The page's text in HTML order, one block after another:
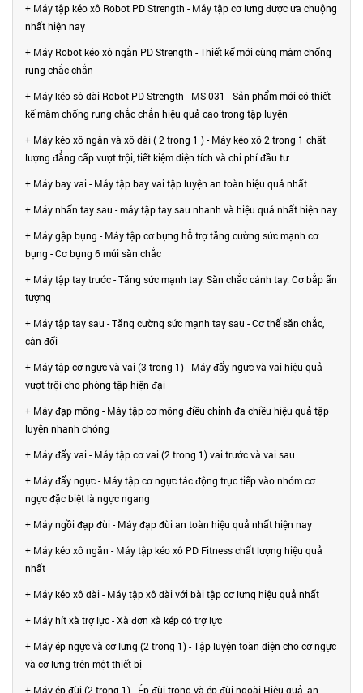
+ Máy tập kéo xô Robot PD Strength - Máy tập cơ lưng được ưa chuộng
nhất hiện nay
+ Máy Robot kéo xô ngắn PD Strength - Thiết kế mới cùng mâm chống
rung chắc chắn
+ Máy kéo sô dài Robot PD Strength - MS 031 - Sản phẩm mới có thiết
kế mâm chống rung chắc chắn hiệu quả cao trong tập luyện
+ Máy kéo xô ngắn và xô dài ( 2 trong 1 ) - Máy kéo xô 2 trong 1 chất
lượng đẳng cấp vượt trội, tiết kiệm diện tích và chi phí đầu tư
+ Máy bay vai - Máy tập bay vai tập luyện an toàn hiệu quả nhất
+ Máy nhấn tay sau - máy tập tay sau nhanh và hiệu quá nhất hiện nay
+ Máy gập bụng - Máy tập cơ bựng hỗ trợ tăng cường sức mạnh cơ
bụng - Cơ bụng 6 múi săn chắc
+ Máy tập tay trước - Tăng sức mạnh tay. Săn chắc cánh tay. Cơ bắp ấn
tượng
+ Máy tập tay sau - Tăng cường sức mạnh tay sau - Cơ thể săn chắc,
cân đối
+ Máy tập cơ ngực và vai (3 trong 1) - Máy đẩy ngực và vai hiệu quả
vượt trội cho phòng tập hiện đại
+ Máy đạp mông - Máy tập cơ mông điều chỉnh đa chiều hiệu quả tập
luyện nhanh chóng
+ Máy đẩy vai - Máy tập cơ vai (2 trong 1) vai trước và vai sau
+ Máy đẩy ngực - Máy tập cơ ngực tác động trực tiếp vào nhóm cơ
ngực đặc biệt là ngực ngang
+ Máy ngồi đạp đùi - Máy đạp đùi an toàn hiệu quả nhất hiện nay
+ Máy kéo xô ngắn - Máy tập kéo xô PD Fitness chất lượng hiệu quả
nhất
+ Máy kéo xô dài - Máy tập xô dài với bài tập cơ lưng hiệu quả nhất
+ Máy hít xà trợ lực - Xà đơn xà kép có trợ lực
+ Máy ép ngực và cơ lưng (2 trong 1) - Tập luyện toàn diện cho cơ ngực
và cơ lưng trên một thiết bị
+ Máy ép đùi (2 trong 1) - Ép đùi trong và ép đùi ngoài Hiệu quả, an